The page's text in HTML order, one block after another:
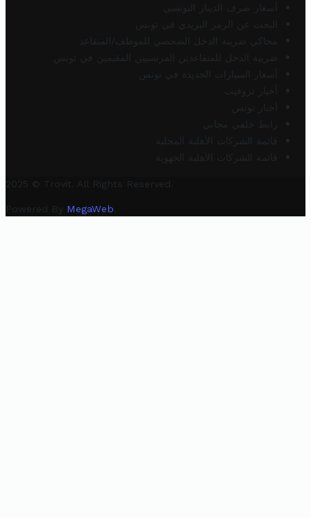
أسعار صرف الدينار التونسي
البحث عن الرمز البريدي في تونس
محاكي ضريبة الدخل الشخصي للموظف/المتقاعد
ضريبة الدخل للمتقاعدين الفرنسيين المقيمين في تونس
أسعار السيارات الجديدة في تونس
أخبار تروفيت
أخبار تونس
رابط خلفي مجاني
قائمة الشركات الأهلية المحلية
قائمة الشركات الأهلية الجهوية
2025 © Trovit. All Rights Reserved.
Powered By MegaWeb